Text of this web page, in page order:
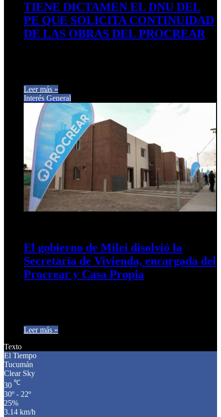
TIENE DICTAMEN EL DNU DEL
PE QUE SOLICITA CONTINUIDAD
DE LAS OBRAS DEL PROCREAR
Leer más »
Interés General
El gobierno de Milei disolvió la
Secretaría de Vivienda, encargada del
Procrear y Casa Propia
Leer más »
Texto
El Tiempo
Tucumán
Clear Sky
30 ℃
30º - 22º
25%
3.14 km/h